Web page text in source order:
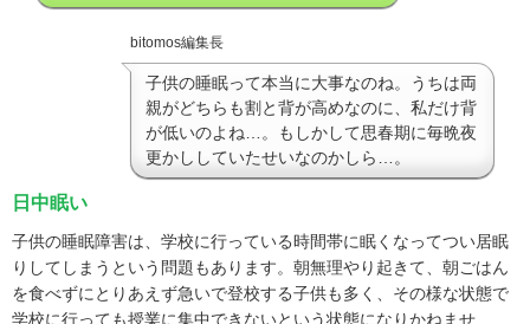
bitomos編集長
子供の睡眠って本当に大事なのね。うちは両
親がどちらも割と背が高めなのに、私だけ背
が低いのよね…。もしかして思春期に毎晩夜
更かししていたせいなのかしら…。
日中眠い
子供の睡眠障害は、学校に行っている時間帯に眠くなってつい居眠
りしてしまうという問題もあります。朝無理やり起きて、朝ごはん
を食べずにとりあえず急いで登校する子供も多く、その様な状態で
学校に行っても授業に集中できないという状態になりかねませ